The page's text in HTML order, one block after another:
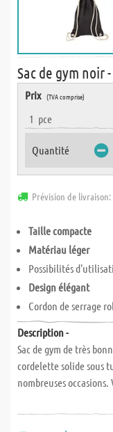
Sac de gym noir -
Prix (TVA comprise)
1 pce
Quantité
Prévision de livraison:
Taille compacte
Matériau léger
Possibilités
Design élégant
Cordon de serrage
Description -
Sac de gym de très
cordelette solide sous
nombreuses